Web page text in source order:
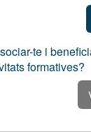
te i
formatives?